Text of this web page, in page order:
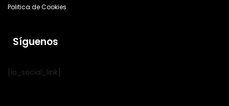
Politica de Cookies
Síguenos
[la_social_link]